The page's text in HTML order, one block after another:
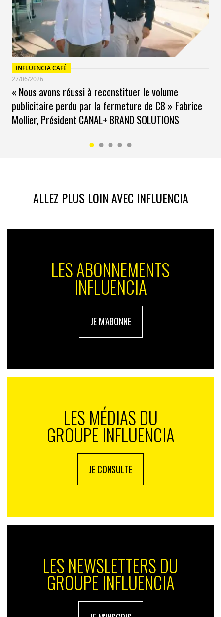
Retrouvez l’intégraliét de l’étude ici:
Raphaël Legrand
INFLUENCIA CAFÉ
27/06/2026
« Nous avons réussi à reconstituer le volume
publicitaire perdu par la fermeture de C8 » Fabrice
Mollier, Président CANAL+ BRAND SOLUTIONS
ALLEZ PLUS LOIN AVEC INFLUENCIA
LES ABONNEMENTS
INFLUENCIA
JE M'ABONNE
LES MÉDIAS DU
GROUPE INFLUENCIA
JE CONSULTE
LES NEWSLETTERS DU
GROUPE INFLUENCIA